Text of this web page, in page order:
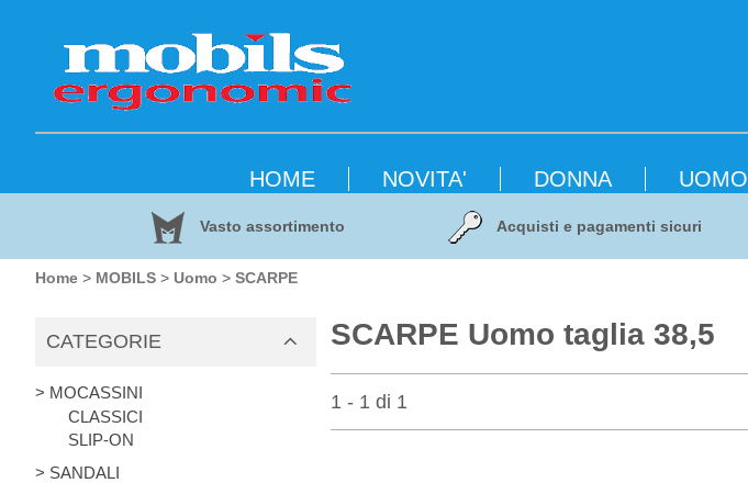
HOME NOVITA' DONNA UOMO
Vasto assortimento Acquisti e pagamenti sicuri
Home > MOBILS > Uomo > SCARPE
CATEGORIE
> MOCASSINI
CLASSICI
SLIP-ON
> SANDALI
SCARPE Uomo taglia 38,5
1 - 1 di 1